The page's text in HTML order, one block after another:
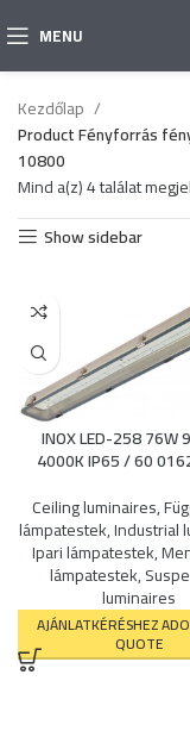
MENU
Kezdőlap
Product Fényforrás
10800
Mind a(z) 4 találat
Show sidebar
INOX LED-258 76W
4000K IP65 / 60
Ceiling luminaires,
lámpatestek,Industrial
Ipari lámpatestek,
lámpatestek,
luminaires
AJÁNLATKÉRÉSHEZ
QUOTE